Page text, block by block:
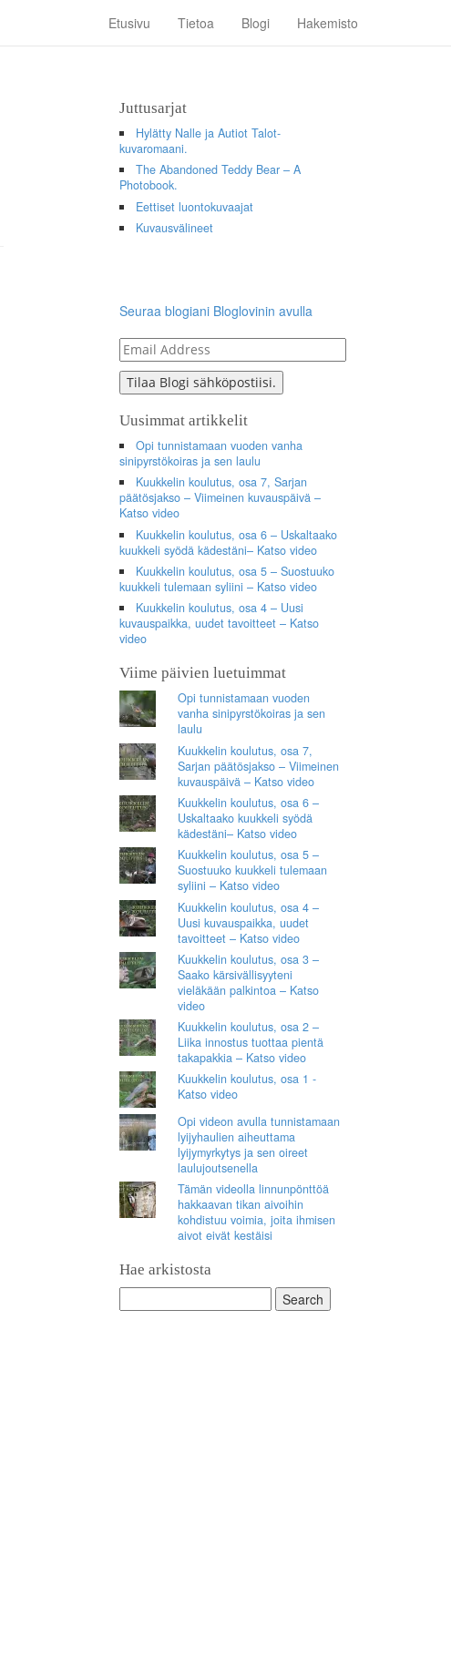
Etusivu Tietoa Blogi Hakemisto
Juttusarjat
Hylätty Nalle ja Autiot Talot-
kuvaromaani.
The Abandoned Teddy Bear – A
Photobook.
Eettiset luontokuvaajat
Kuvausvälineet
Seuraa blogiani Bloglovinin avulla
Email
Address
Tilaa Blogi sähköpostiisi.
Uusimmat artikkelit
Opi tunnistamaan vuoden vanha
sinipyrstökoiras ja sen laulu
Kuukkelin koulutus, osa 7, Sarjan
päätösjakso – Viimeinen kuvauspäivä –
Katso video
Kuukkelin koulutus, osa 6 – Uskaltaako
kuukkeli syödä kädestäni– Katso video
Kuukkelin koulutus, osa 5 – Suostuuko
kuukkeli tulemaan syliini – Katso video
Kuukkelin koulutus, osa 4 – Uusi
kuvauspaikka, uudet tavoitteet – Katso
video
Viime päivien luetuimmat
Opi tunnistamaan vuoden
vanha sinipyrstökoiras ja sen
laulu
Kuukkelin koulutus, osa 7,
Sarjan päätösjakso – Viimeinen
kuvauspäivä – Katso video
Kuukkelin koulutus, osa 6 –
Uskaltaako kuukkeli syödä
kädestäni– Katso video
Kuukkelin koulutus, osa 5 –
Suostuuko kuukkeli tulemaan
syliini – Katso video
Kuukkelin koulutus, osa 4 –
Uusi kuvauspaikka, uudet
tavoitteet – Katso video
Kuukkelin koulutus, osa 3 –
Saako kärsivällisyyteni
vieläkään palkintoa – Katso
video
Kuukkelin koulutus, osa 2 –
Liika innostus tuottaa pientä
takapakkia – Katso video
Kuukkelin koulutus, osa 1 -
Katso video
Opi videon avulla tunnistamaan
lyijyhaulien aiheuttama
lyijymyrkytys ja sen oireet
laulujoutsenella
Tämän videolla linnunpönttöä
hakkaavan tikan aivoihin
kohdistuu voimia, joita ihmisen
aivot eivät kestäisi
Hae arkistosta
for: